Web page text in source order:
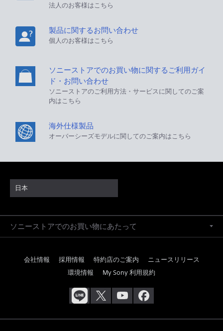
法人のお客様はこちら
製品に関するお問い合わせ
個人のお客様はこちら
ソニーストアでのお買い物に関するご利用ガイ
ド・お問い合わせ
ソニーストアのご利用方法・サービスに関してのご案
内はこちら
海外仕様製品
オーバーシーズモデルに関してのご案内はこちら
日本
ソニーストアでのお買い物にあたって
会社情報 採用情報 特約店のご案内
ニュースリリース
環境情報
My Sony 利用規約